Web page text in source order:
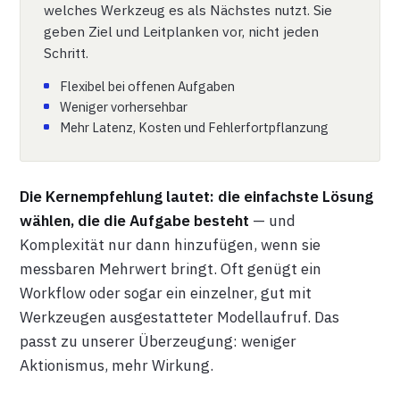
welches Werkzeug es als Nächstes nutzt. Sie
geben Ziel und Leitplanken vor, nicht jeden
Schritt.
Flexibel bei offenen Aufgaben
Weniger vorhersehbar
Mehr Latenz, Kosten und Fehlerfortpflanzung
Die Kernempfehlung lautet: die einfachste Lösung
wählen, die die Aufgabe besteht — und
Komplexität nur dann hinzufügen, wenn sie
messbaren Mehrwert bringt. Oft genügt ein
Workflow oder sogar ein einzelner, gut mit
Werkzeugen ausgestatteter Modellaufruf. Das
passt zu unserer Überzeugung: weniger
Aktionismus, mehr Wirkung.